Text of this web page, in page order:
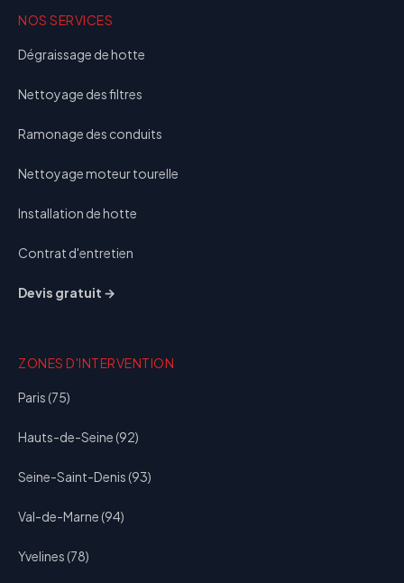
NOS SERVICES
Dégraissage de hotte
Nettoyage des filtres
Ramonage des conduits
Nettoyage moteur tourelle
Installation de hotte
Contrat d'entretien
Devis gratuit →
ZONES D'INTERVENTION
Paris (75)
Hauts-de-Seine (92)
Seine-Saint-Denis (93)
Val-de-Marne (94)
Yvelines (78)